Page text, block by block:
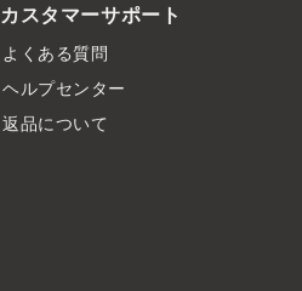
カスタマーサポート
よくある質問
ヘルプセンター
返品について